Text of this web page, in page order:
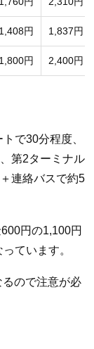
1,408円 1,837円
1,800円 2,400円
で30分程度、
第2ターミナル
連絡バスで約5
円の1,100円
ています。
ので注意が必